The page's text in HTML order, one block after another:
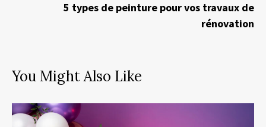
5 types de peinture pour vos travaux de
rénovation
You Might Also Like